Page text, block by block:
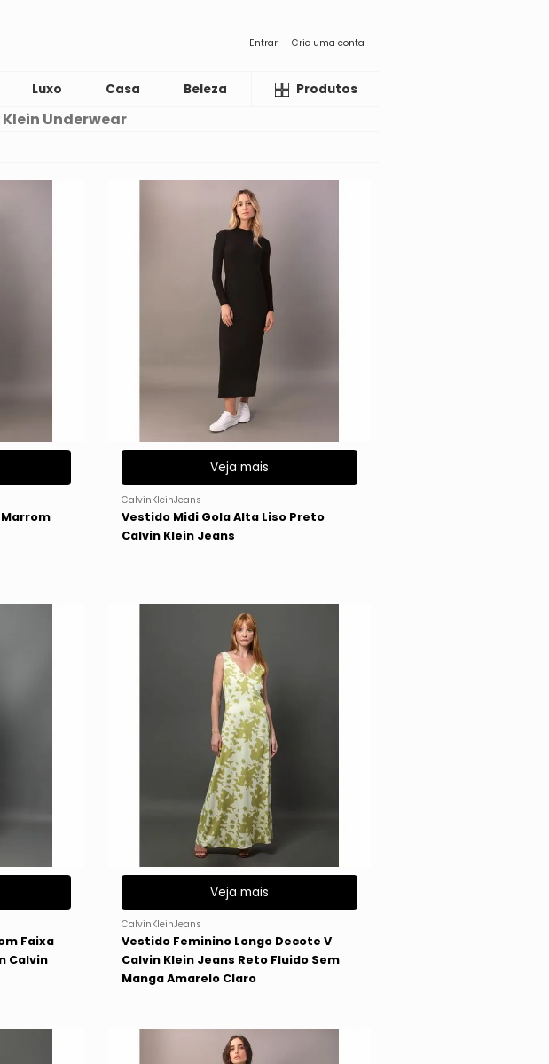
Entrar Crie uma conta
Luxo Casa Beleza LiquidaProdutos
Underwear
Veja mais
CalvinKleinJeans
Vestido Midi Gola Alta Liso Preto
Calvin Klein Jeans
Faixa
Calvin
Veja mais
CalvinKleinJeans
Vestido Feminino Longo Decote V
Calvin Klein Jeans Reto Fluido Sem
Manga Amarelo Claro